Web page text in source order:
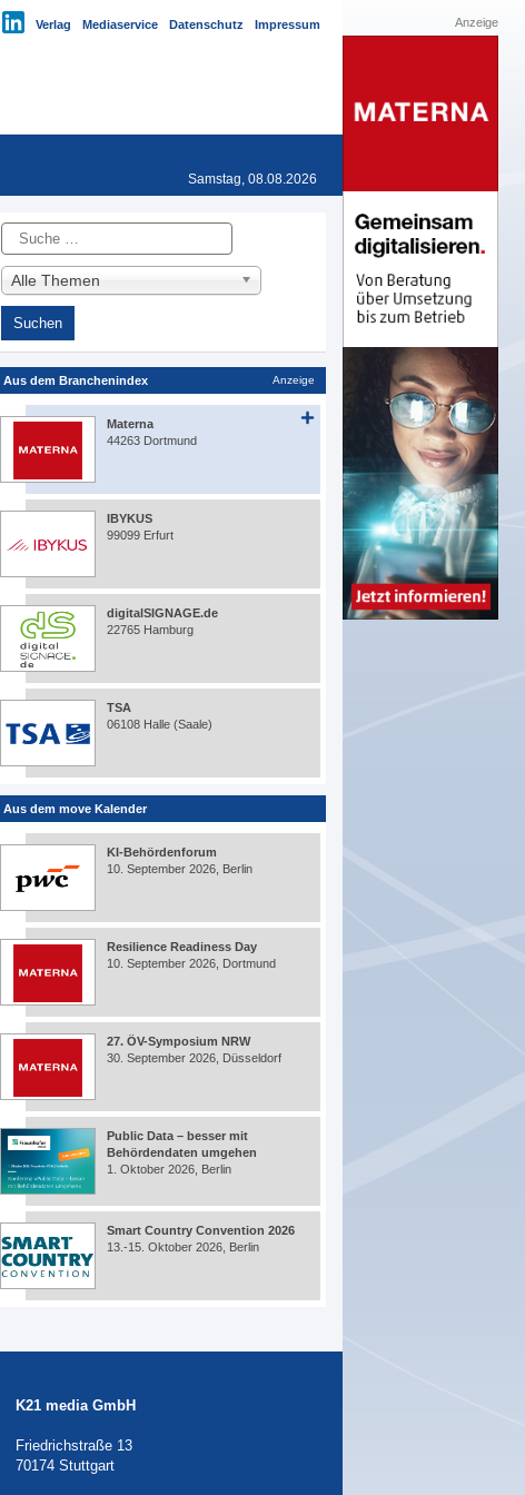
Verlag Mediaservice Datenschutz Impressum
Samstag, 08.08.2026
Suche
Alle Themen
Aus dem Branchenindex Anzeige
Materna
44263 Dortmund
IBYKUS
99099 Erfurt
digitalSIGNAGE.de
22765 Hamburg
TSA
06108 Halle (Saale)
Aus dem move Kalender
KI-Behördenforum
10. September 2026, Berlin
Resilience Readiness Day
10. September 2026, Dortmund
27. ÖV-Symposium NRW
30. September 2026, Düsseldorf
Public Data – besser mit
Behördendaten umgehen
1. Oktober 2026, Berlin
Smart Country Convention 2026
13.-15. Oktober 2026, Berlin
Anzeige
K21 media GmbH
Friedrichstraße 13
70174 Stuttgart